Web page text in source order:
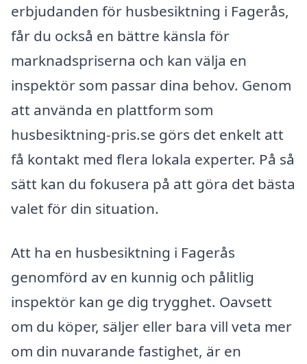
erbjudanden för husbesiktning i Fagerås,
får du också en bättre känsla för
marknadspriserna och kan välja en
inspektör som passar dina behov. Genom
att använda en plattform som
husbesiktning-pris.se görs det enkelt att
få kontakt med flera lokala experter. På så
sätt kan du fokusera på att göra det bästa
valet för din situation.
Att ha en husbesiktning i Fagerås
genomförd av en kunnig och pålitlig
inspektör kan ge dig trygghet. Oavsett
om du köper, säljer eller bara vill veta mer
om din nuvarande fastighet, är en